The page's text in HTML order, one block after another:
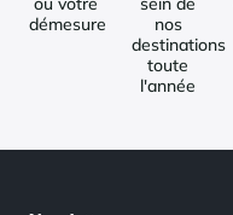
démesure
nos
destinations
toute
l'année